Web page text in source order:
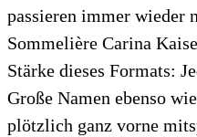
passieren immer wieder
Sommelière Carina
Stärke dieses Formats:
Große Namen ebenso
plötzlich ganz vorne